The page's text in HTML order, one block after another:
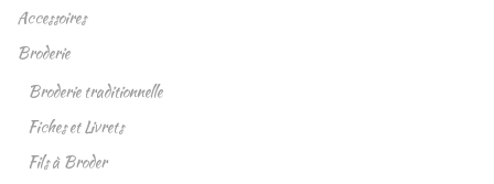
Accessoires
Broderie
Broderie traditionnelle
Fiches et Livrets
Fils à Broder